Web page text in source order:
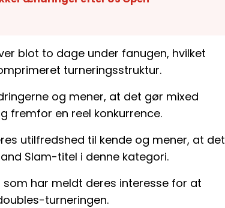
blot to dage under fanugen, hvilket
turneringsstruktur.
og mener, at det gør mixed
fremfor en reel konkurrence.
utilfredshed til kende og mener, at det
Slam-titel i denne kategori.
har meldt deres interesse for at
turneringen.